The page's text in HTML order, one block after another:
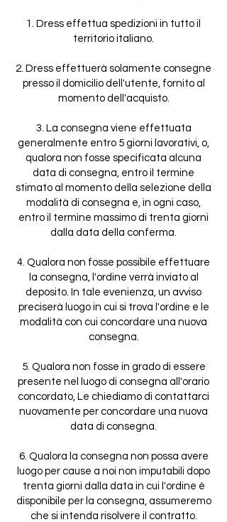
1. Dress effettua spedizioni in tutto il
territorio italiano.
2. Dress effettuerà solamente consegne
presso il domicilio dell'utente, fornito al
momento dell'acquisto.
3. La consegna viene effettuata
generalmente entro 5 giorni lavorativi, o,
qualora non fosse specificata alcuna
data di consegna, entro il termine
stimato al momento della selezione della
modalità di consegna e, in ogni caso,
entro il termine massimo di trenta giorni
dalla data della conferma.
4. Qualora non fosse possibile effettuare
la consegna, l'ordine verrà inviato al
deposito. In tale evenienza, un avviso
preciserà luogo in cui si trova l'ordine e le
modalità con cui concordare una nuova
consegna.
5. Qualora non fosse in grado di essere
presente nel luogo di consegna all'orario
concordato, Le chiediamo di contattarci
nuovamente per concordare una nuova
data di consegna.
6. Qualora la consegna non possa avere
luogo per cause a noi non imputabili dopo
trenta giorni dalla data in cui l'ordine è
disponibile per la consegna, assumeremo
che si intenda risolvere il contratto.